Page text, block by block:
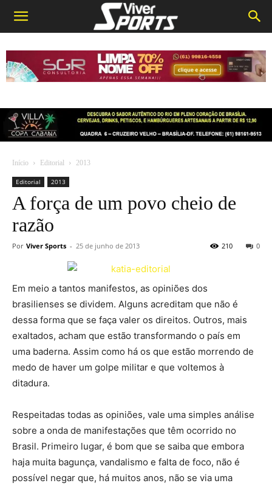
Início Editorial 2013
Editorial 2013
A força de um povo cheio de
razão
Por Viver Sports - 25 de junho de 2013 0
210
Em meio a tantos manifestos, as opiniões dos
brasilienses se dividem. Alguns acreditam que não é
dessa forma que se faça valer os direitos. Outros, mais
exaltados, acham que estão transformando o país em
uma baderna. Assim como há os que estão morrendo de
medo de haver um golpe militar e que voltemos à
ditadura.
Respeitadas todas as opiniões, vale uma simples análise
sobre a onda de manifestações que têm ocorrido no
Brasil. Primeiro lugar, é bom que se saiba que embora
haja muita bagunça, vandalismo e falta de foco, não é
possível negar que, há muitos anos, não se via uma